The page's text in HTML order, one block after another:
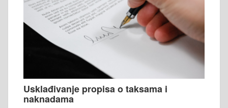
Usklađivanje propisa o taksama i
naknadama